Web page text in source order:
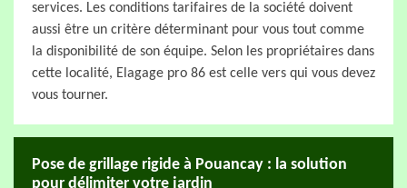
services. Les conditions tarifaires de la société doivent
aussi être un critère déterminant pour vous tout comme
la disponibilité de son équipe. Selon les propriétaires dans
cette localité, Elagage pro 86 est celle vers qui vous devez
vous tourner.
Pose de grillage rigide à Pouancay : la solution
pour délimiter votre jardin